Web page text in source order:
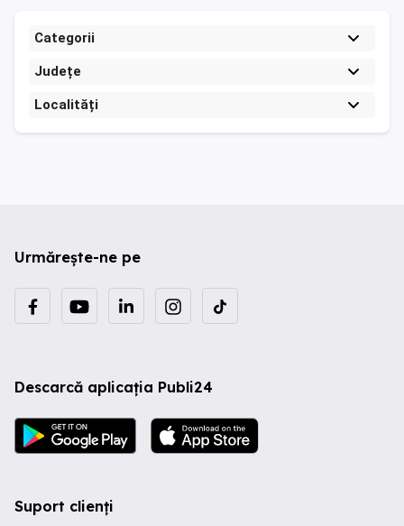
Categorii
Județe
Localități
Urmărește-ne pe
Descarcă aplicația Publi24
Suport clienți